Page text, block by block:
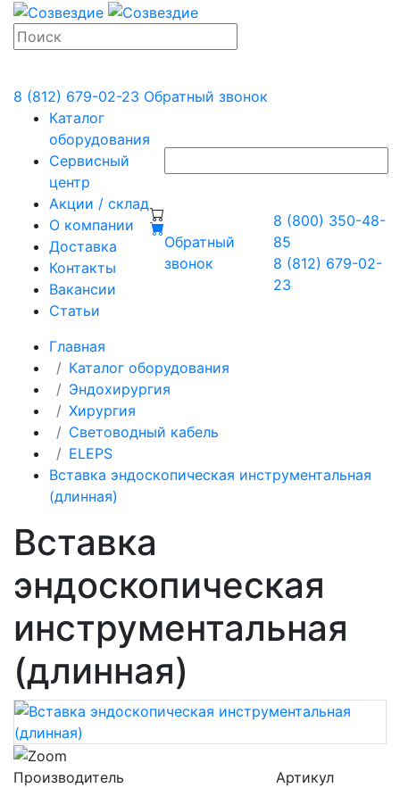
8 (812) 679-02-23 Обратный звонок
Каталог
оборудования
Сервисный
центр
Акции / склад
О компании
Доставка
Контакты
Вакансии
Статьи
Обратный
звонок
8 (800) 350-48-
85
8 (812) 679-02-
23
Главная
Каталог оборудования
Эндохирургия
Хирургия
Световодный кабель
ELEPS
Вставка эндоскопическая инструментальная
(длинная)
Вставка
эндоскопическая
инструментальная
(длинная)
Производитель
Артикул